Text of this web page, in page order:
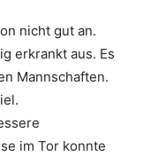
nicht gut an.
erkrankt aus. Es
Mannschaften.
im Tor konnte